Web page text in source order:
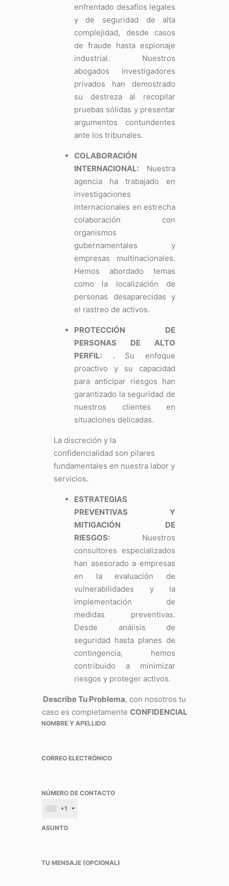
enfrentado desafíos legales
y de seguridad de alta
complejidad, desde casos
de fraude hasta espionaje
industrial. Nuestros
abogados investigadores
privados han demostrado
su destreza al recopilar
pruebas sólidas y presentar
argumentos contundentes
ante los tribunales.
COLABORACIÓN
INTERNACIONAL:Nuestra
agencia ha trabajado en
investigaciones
internacionales en estrecha
colaboración con
organismos
gubernamentales y
empresas multinacionales.
Hemos abordado temas
como la localización de
personas desaparecidas y
el rastreo de activos.
PROTECCIÓN DE
PERSONAS DE ALTO
PERFIL:
. Su enfoque
proactivo y su capacidad
para anticipar riesgos han
garantizado la seguridad de
nuestros clientes en
situaciones delicadas.
La discreción y la
confidencialidad son pilares
fundamentales en nuestra labor y
servicios.
ESTRATEGIAS
PREVENTIVAS Y
MITIGACIÓN DE
RIESGOS:Nuestros
consultores especializados
han asesorado a empresas
en la evaluación de
vulnerabilidades y la
implementación de
medidas preventivas.
Desde análisis de
seguridad hasta planes de
contingencia, hemos
contribuido a minimizar
riesgos y proteger activos.
Describe Tu Problema, con nosotros tu
caso es completamente CONFIDENCIAL
NOMBRE Y APELLIDO
CORREO ELECTRÓNICO
NÚMERO DE CONTACTO
+1
ASUNTO
TU MENSAJE (OPCIONAL)